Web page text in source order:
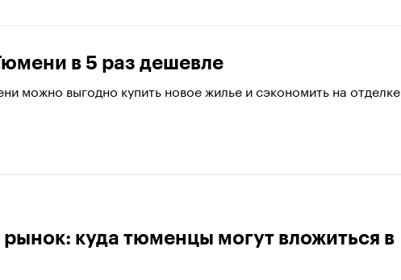
в 5 раз дешевле
можно выгодно купить новое жилье и сэкономить на отделке
куда тюменцы могут вложиться в